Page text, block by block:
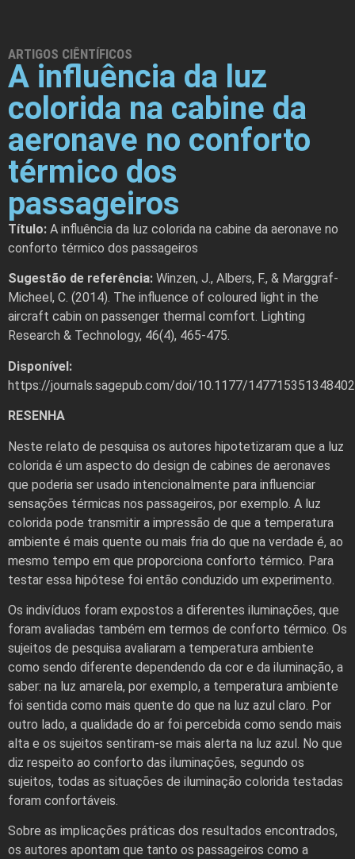
ARTIGOS CIÊNTÍFICOS
A influência da luz
colorida na cabine da
aeronave no conforto
térmico dos
passageiros
Título: A influência da luz colorida na cabine da aeronave no
conforto térmico dos passageiros
Sugestão de referência: Winzen, J., Albers, F., & Marggraf-
Micheel, C. (2014). The influence of coloured light in the
aircraft cabin on passenger thermal comfort. Lighting
Research & Technology, 46(4), 465-475.
Disponível:
https://journals.sagepub.com/doi/10.1177/
RESENHA
Neste relato de pesquisa os autores hipotetizaram que a luz
colorida é um aspecto do design de cabines de aeronaves
que poderia ser usado intencionalmente para influenciar
sensações térmicas nos passageiros, por exemplo. A luz
colorida pode transmitir a impressão de que a temperatura
ambiente é mais quente ou mais fria do que na verdade é, ao
mesmo tempo em que proporciona conforto térmico. Para
testar essa hipótese foi então conduzido um experimento.
Os indivíduos foram expostos a diferentes iluminações, que
foram avaliadas também em termos de conforto térmico. Os
sujeitos de pesquisa avaliaram a temperatura ambiente
como sendo diferente dependendo da cor e da iluminação, a
saber: na luz amarela, por exemplo, a temperatura ambiente
foi sentida como mais quente do que na luz azul claro. Por
outro lado, a qualidade do ar foi percebida como sendo mais
alta e os sujeitos sentiram-se mais alerta na luz azul. No que
diz respeito ao conforto das iluminações, segundo os
sujeitos, todas as situações de iluminação colorida testadas
foram confortáveis.
Sobre as implicações práticas dos resultados encontrados,
os autores apontam que tanto os passageiros como a